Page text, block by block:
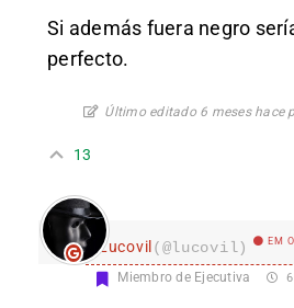
Si además fuera negro
perfecto.
Último editado 6 meses hace
13
Lucovil(@lucovil) EM
Miembro de Ejecutiva